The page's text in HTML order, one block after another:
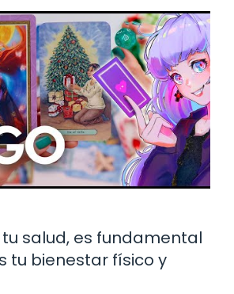
salud, es fundamental
tu bienestar físico y